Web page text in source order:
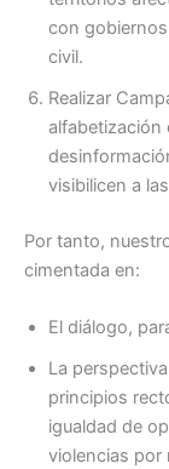
con
civil.
Realizar
alfabetización
visibilicen a
Por tanto,
cimentada en:
El diálogo,
La
principios
igualdad de
violencias por